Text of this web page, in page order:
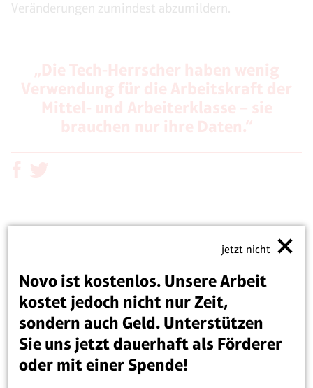
Veränderungen zumindest abzumildern.
Ihre gesellschaftliche Vision läuft auf etwas hinaus,
was man als „oligarchischen Sozialismus“
bezeichnen könnte, oder was diecorbinistische
vollautomatisierten Luxuskommunismus
Wie im ursprünglichen bolschewistischen Modell
sollen Technik und Wissenschaft in den Worten des
Milliardärs und Tech-InvestorsNaval Ravikant„den
Zusammenbruch der Familienstruktur und Religion“
jetzt nicht
Novo ist kostenlos. Unsere Arbeit
kostet jedoch nicht nur Zeit,
sondern auch Geld. Unterstützen
Sie uns jetzt dauerhaft als Förderer
oder mit einer Spende!